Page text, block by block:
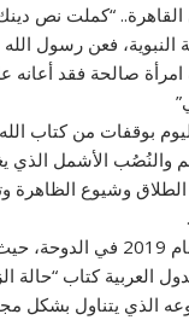
القاهرة.. “كملت نص
النبوية، فعن رسول
امرأة صالحة فقد
بوقفات من كتاب
والنُصُب الأشمل الذي
وشيوع الظاهرة
وهنا نعود إلى أواخر عام
العربية كتاب “حالة
الذي يتناول بشكل